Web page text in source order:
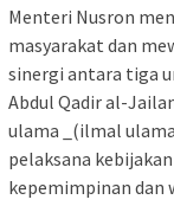
Menteri Nusron
masyarakat dan
sinergi antara tiga
Abdul Qadir al-
ulama _(ilmal
pelaksana
kepemimpinan dan